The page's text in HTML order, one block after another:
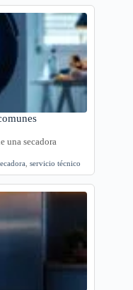
una secadora
servicio técnico